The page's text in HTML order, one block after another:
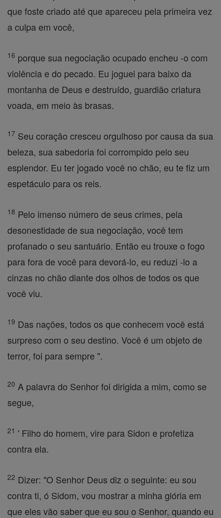
que foste criado até que apareceu pela primeira vez
a culpa em você,
16 porque sua negociação ocupado encheu -o com
violência e do pecado. Eu joguei para baixo da
montanha de Deus e destruído, guardião criatura
voada, em meio às brasas.
17 Seu coração cresceu orgulhoso por causa da sua
beleza, sua sabedoria foi corrompido pelo seu
esplendor. Eu ter jogado você no chão, eu te fiz um
espetáculo para os reis.
18 Pelo imenso número de seus crimes, pela
desonestidade de sua negociação, você tem
profanado o seu santuário. Então eu trouxe o fogo
para fora de você para devorá-lo, eu reduzi -lo a
cinzas no chão diante dos olhos de todos os que
você viu.
19 Das nações, todos os que conhecem você está
surpreso com o seu destino. Você é um objeto de
terror, foi para sempre ".
20 A palavra do Senhor foi dirigida a mim, como se
segue,
21 ' Filho do homem, vire para Sidon e profetiza
contra ela.
22 Dizer: "O Senhor Deus diz o seguinte: eu sou
contra ti, ó Sidom, vou mostrar a minha glória em
que eles vão saber que eu sou o Senhor, quando eu